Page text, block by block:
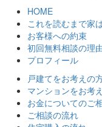
HOME
これを読むまで家
お客様への約束
初回無料相談の理
プロフィール
戸建てをお考えの
マンションをお考
お金についてのご
ご相談の流れ